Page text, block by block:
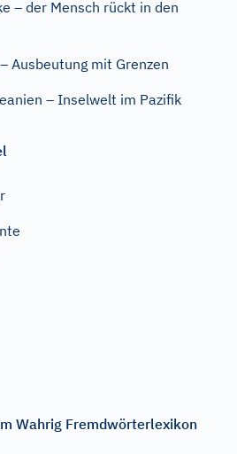
– der Mensch rückt in den
Ausbeutung mit Grenzen
– Inselwelt im Pazifik
Wahrig Fremdwörterlexikon